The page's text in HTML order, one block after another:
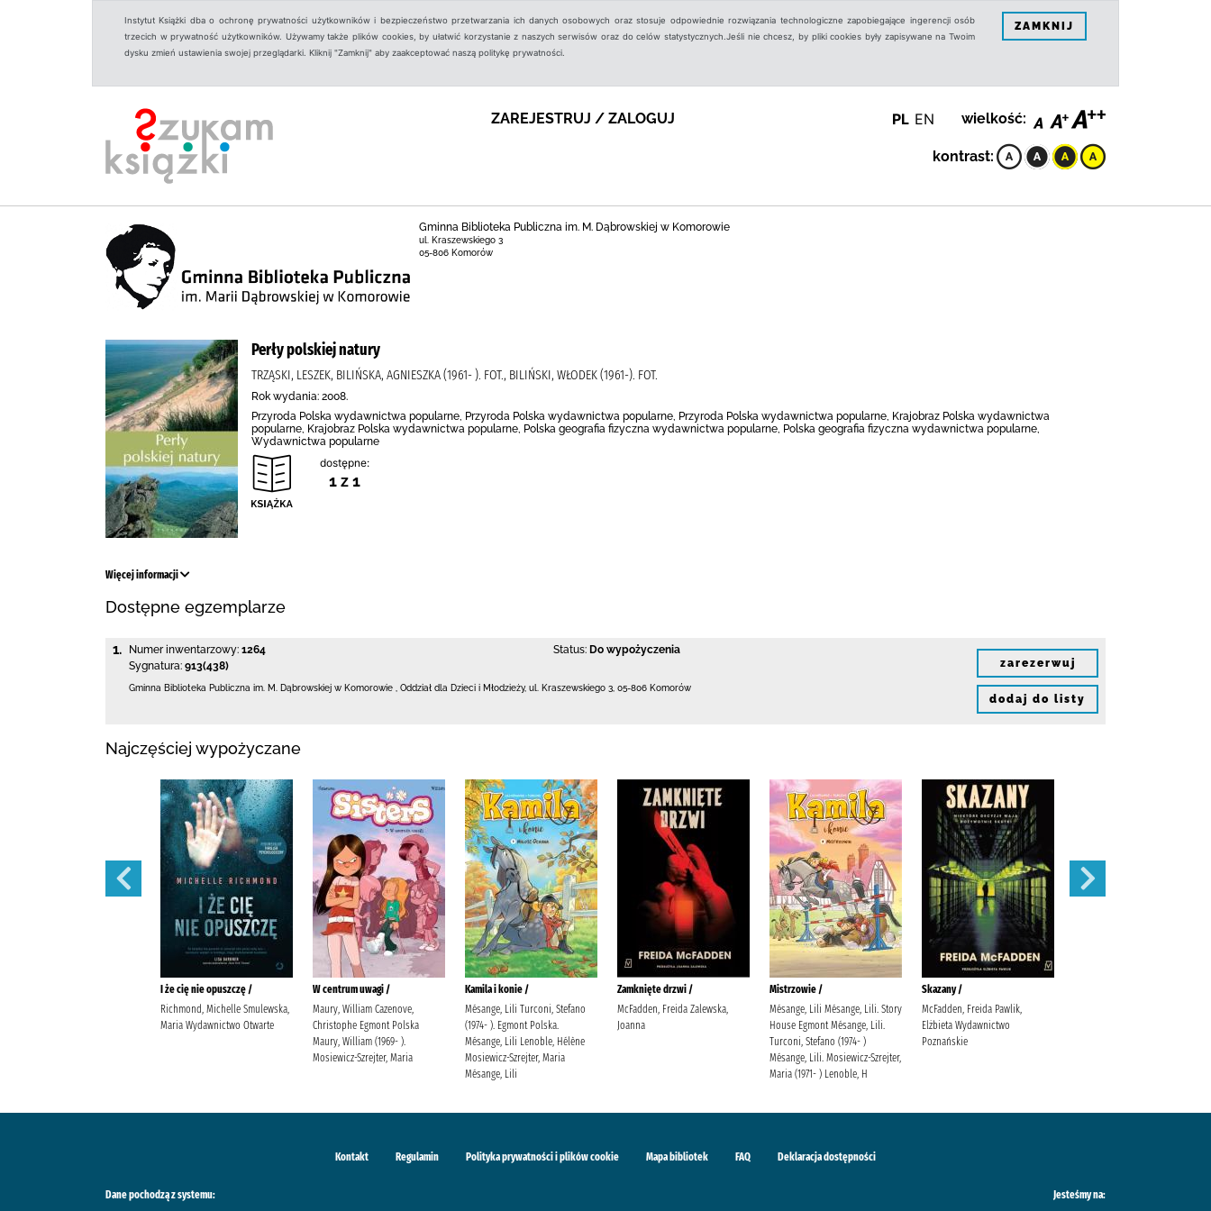
Instytut Książki dba o ochronę prywatności użytkowników i bezpieczeństwo przetwarzania ich danych osobowych oraz stosuje odpowiednie rozwiązania technologiczne zapobiegające ingerencji osób
trzecich w prywatność użytkowników. Używamy także plików cookies, by ułatwić korzystanie z naszych serwisów oraz do celów statystycznych.Jeśli nie chcesz, by pliki cookies były zapisywane na Twoim
dysku zmień ustawienia swojej przeglądarki. Kliknij "Zamknij" aby zaakceptować naszą politykę prywatności.
ZAMKNIJ
ZAREJESTRUJ / ZALOGUJ PL EN wielkość:
kontrast:
Gminna Biblioteka Publiczna im. M. Dąbrowskiej w Komorowie
ul. Kraszewskiego 3
05-806 Komorów
Perły polskiej natury
TRZĄSKI, LESZEK, BILIŃSKA, AGNIESZKA (1961- ). FOT., BILIŃSKI, WŁODEK (1961-). FOT.
Rok wydania: 2008.
Przyroda Polska wydawnictwa popularne, Przyroda Polska wydawnictwa popularne, Przyroda Polska wydawnictwa popularne, Krajobraz Polska wydawnictwa
popularne, Krajobraz Polska wydawnictwa popularne, Polska geografia fizyczna wydawnictwa popularne, Polska geografia fizyczna wydawnictwa popularne,
Wydawnictwa popularne
dostępne:
1 z 1
Więcej informacji
Dostępne egzemplarze
1. Numer inwentarzowy: 1264
Sygnatura: 913(438)
Status: Do wypożyczenia
Gminna Biblioteka Publiczna im. M. Dąbrowskiej w Komorowie Oddział dla Dzieci i Młodzieży, ul. Kraszewskiego 3 05-806 Komorów
zarezerwuj
dodaj do listy
Najczęściej wypożyczane
I że cię nie opuszczę /
Richmond, Michelle Smulewska,
Maria Wydawnictwo Otwarte
W centrum uwagi /
Maury, William Cazenove,
Christophe Egmont Polska
Maury, William (1969- ).
Mosiewicz-Szrejter, Maria
Kamila i konie /
Mésange, Lili Turconi, Stefano
(1974- ). Egmont Polska.
Mésange, Lili Lenoble, Hélène
Mosiewicz-Szrejter, Maria
Mésange, Lili
Zamknięte drzwi /
McFadden, Freida Zalewska,
Joanna
Mistrzowie /
Mésange, Lili Mésange, Lili. Story
House Egmont Mésange, Lili.
Turconi, Stefano (1974- )
Mésange, Lili. Mosiewicz-Szrejter,
Maria (1971- ) Lenoble, H
Skazany /
McFadden, Freida Pawlik,
Elżbieta Wydawnictwo
Poznańskie
Kontakt Regulamin Polityka prywatności i plików cookie Mapa bibliotek FAQ Deklaracja dostępności
Dane pochodzą z systemu: Jesteśmy na: